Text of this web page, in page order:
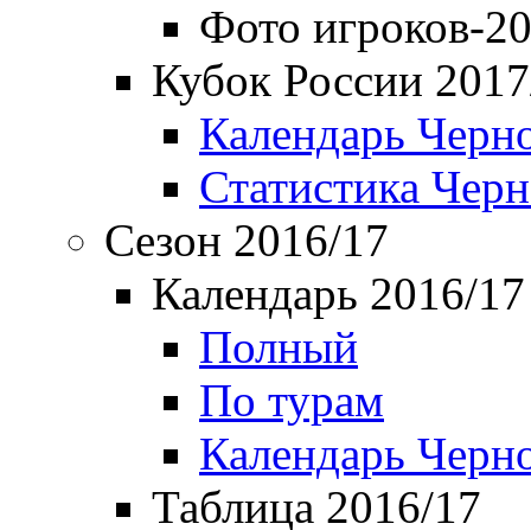
Фото игроков-
Кубок России
Календарь
Статистика
Сезон 2016/17
Календарь 2016/17
Полный
По турам
Календарь
Таблица 2016/17